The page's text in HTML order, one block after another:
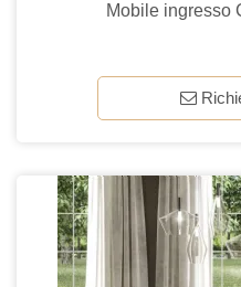
Mobile ingresso